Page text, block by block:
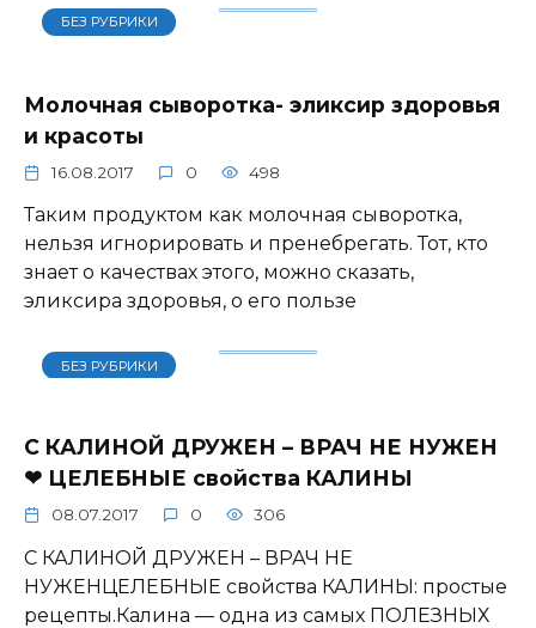
БЕЗ РУБРИКИ
Молочная сыворотка- эликсир здоровья
и красоты
16.08.2017 0 498
Таким продуктом как молочная сыворотка,
нельзя игнорировать и пренебрегать. Тот, кто
знает о качествах этого, можно сказать,
эликсира здоровья, о его пользе
БЕЗ РУБРИКИ
С КАЛИНОЙ ДРУЖЕН – ВРАЧ НЕ НУЖЕН
❤ ЦЕЛЕБНЫЕ свойства КАЛИНЫ
08.07.2017 0 306
С КАЛИНОЙ ДРУЖЕН – ВРАЧ НЕ
НУЖЕНЦЕЛЕБНЫЕ свойства КАЛИНЫ: простые
рецепты.Калина — одна из самых ПОЛЕЗНЫХ